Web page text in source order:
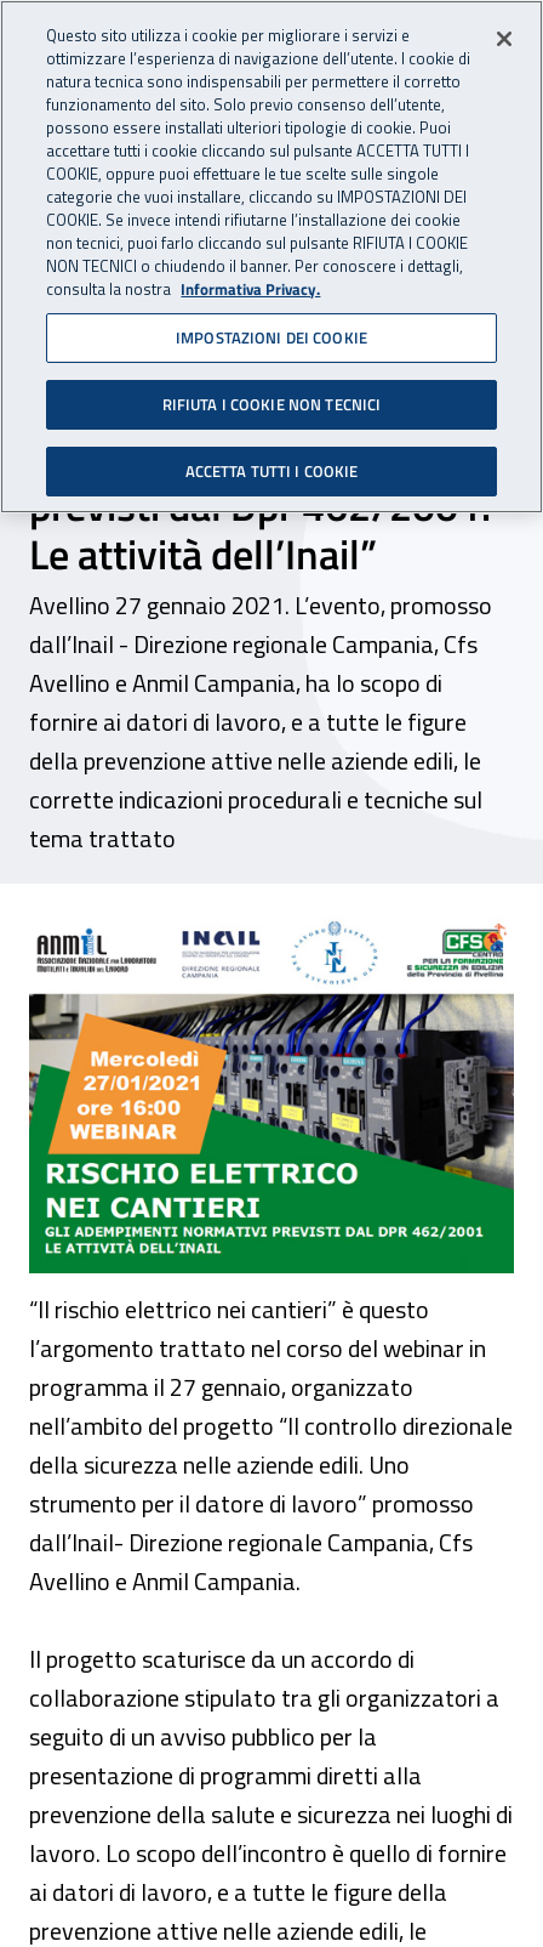
INAIL - Istituto Nazionale
Apri cerca
Navigazione principale
Navigazione - Ti trovi in:
Home Inail comunica Eventi
27 gennaio 2021
Webinar – “Il rischio
elettrico nei cantieri. Gli
interventi normativi
previsti dal Dpr 462/2001.
Le attività dell’Inail”
Avellino 27 gennaio 2021. L’evento, promosso
dall’Inail - Direzione regionale Campania, Cfs
Avellino e Anmil Campania, ha lo scopo di
fornire ai datori di lavoro, e a tutte le figure
della prevenzione attive nelle aziende edili, le
corrette indicazioni procedurali e tecniche sul
tema trattato
Webinar – “Il rischio elettrico nei
“Il rischio elettrico nei cantieri” è questo
l’argomento trattato nel corso del webinar in
programma il 27 gennaio, organizzato
nell’ambito del progetto “Il controllo direzionale
della sicurezza nelle aziende edili. Uno
strumento per il datore di lavoro” promosso
dall’Inail- Direzione regionale Campania, Cfs
Avellino e Anmil Campania.
Il progetto scaturisce da un accordo di
collaborazione stipulato tra gli organizzatori a
seguito di un avviso pubblico per la
presentazione di programmi diretti alla
prevenzione della salute e sicurezza nei luoghi di
lavoro. Lo scopo dell’incontro è quello di fornire
ai datori di lavoro, e a tutte le figure della
prevenzione attive nelle aziende edili, le
Questo sito utilizza i cookie per migliorare i servizi e
ottimizzare l’esperienza di navigazione dell’utente. I cookie di
natura tecnica sono indispensabili per permettere il corretto
funzionamento del sito. Solo previo consenso dell’utente,
possono essere installati ulteriori tipologie di cookie. Puoi
accettare tutti i cookie cliccando sul pulsante ACCETTA TUTTI I
COOKIE, oppure puoi effettuare le tue scelte sulle singole
categorie che vuoi installare, cliccando su IMPOSTAZIONI DEI
COOKIE. Se invece intendi rifiutarne l’installazione dei cookie
non tecnici, puoi farlo cliccando sul pulsante RIFIUTA I COOKIE
NON TECNICI o chiudendo il banner. Per conoscere i dettagli,
consulta la nostra Informativa Privacy.
IMPOSTAZIONI DEI COOKIE
RIFIUTA I COOKIE NON TECNICI
ACCETTA TUTTI I COOKIE